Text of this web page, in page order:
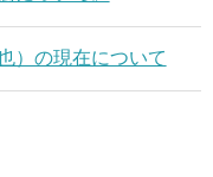
）の現在について